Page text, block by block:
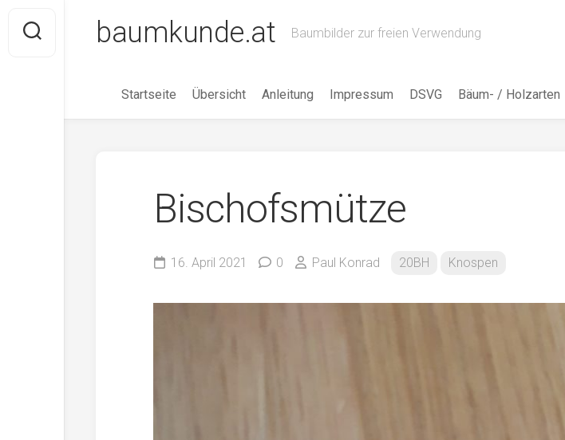
content
baumkunde.at Baumbilder zur freien Verwendung
Startseite Übersicht Anleitung Impressum DSVG Bäum- / Holzarten
Eibe
Bischofsmütze
16. April 2021 0 Paul Konrad 20BH Knospen